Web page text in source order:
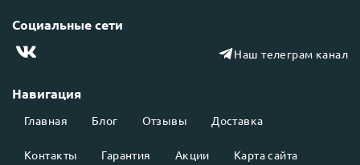
Навигация
Главная Блог Отзывы Доставка
Контакты Гарантия Акции Карта сайта
Социальные сети
Наш телеграм канал